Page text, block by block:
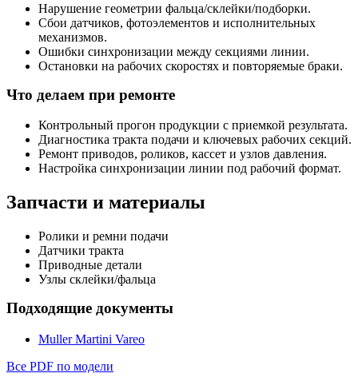
Нарушение геометрии фальца/склейки/подборки.
Сбои датчиков, фотоэлементов и исполнительных
механизмов.
Ошибки синхронизации между секциями линии.
Остановки на рабочих скоростях и повторяемые браки.
Что делаем при ремонте
Контрольный прогон продукции с приемкой результата.
Диагностика тракта подачи и ключевых рабочих секций.
Ремонт приводов, роликов, кассет и узлов давления.
Настройка синхронизации линии под рабочий формат.
Запчасти и материалы
Ролики и ремни подачи
Датчики тракта
Приводные детали
Узлы склейки/фальца
Подходящие документы
Muller Martini Vareo
Все PDF по модели